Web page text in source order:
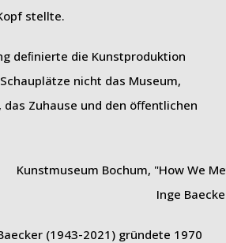
stellte.
deﬁnierte die Kunstproduktion
nicht das Museum,
Zuhause und den öﬀentlichen
Inge
(1943-2021) gründete 1970